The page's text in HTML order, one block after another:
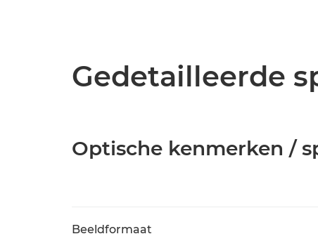
Gedetailleerde
Optische kenmerken /
Beeldformaat